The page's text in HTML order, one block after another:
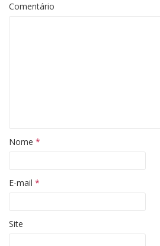
Comentário
Nome *
E-mail *
Site